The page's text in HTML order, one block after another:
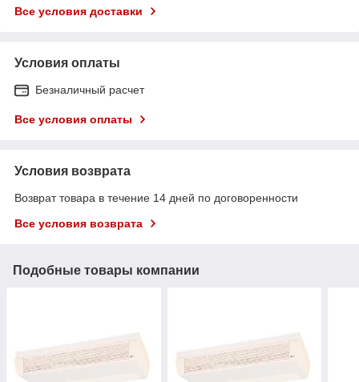
Все условия доставки
Условия оплаты
Безналичный расчет
Все условия оплаты
Условия возврата
Возврат товара в течение 14 дней по договоренности
Все условия возврата
Подобные товары компании